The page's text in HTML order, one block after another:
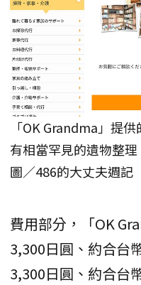
「OK Grandma」提
有相當罕見的遺物整
圖／486的大丈夫週記
費用部分，「OK
3,300日圓、約合台
3,300日圓、約合台